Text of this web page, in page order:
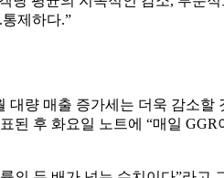
제하다.”
량 매출 증가세는 더욱 감소할
후 화요일 노트에 “매일